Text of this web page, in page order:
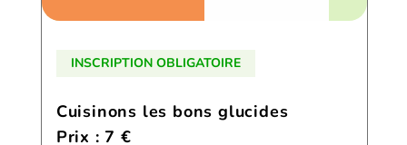
INSCRIPTION OBLIGATOIRE
Cuisinons les bons glucides
Prix : 7 €